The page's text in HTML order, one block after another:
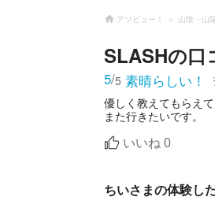
アソビュー！ 山陰・山
SLASHの口
5/5 素晴らしい！
優しく教えてもらえ
また行きたいです。
いいね 0
ちいさまの体験し